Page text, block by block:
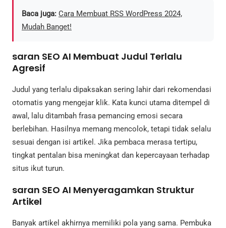
Baca juga: Cara Membuat RSS WordPress 2024,
Mudah Banget!
saran SEO AI Membuat Judul Terlalu
Agresif
Judul yang terlalu dipaksakan sering lahir dari rekomendasi
otomatis yang mengejar klik. Kata kunci utama ditempel di
awal, lalu ditambah frasa pemancing emosi secara
berlebihan. Hasilnya memang mencolok, tetapi tidak selalu
sesuai dengan isi artikel. Jika pembaca merasa tertipu,
tingkat pentalan bisa meningkat dan kepercayaan terhadap
situs ikut turun.
saran SEO AI Menyeragamkan Struktur
Artikel
Banyak artikel akhirnya memiliki pola yang sama. Pembuka